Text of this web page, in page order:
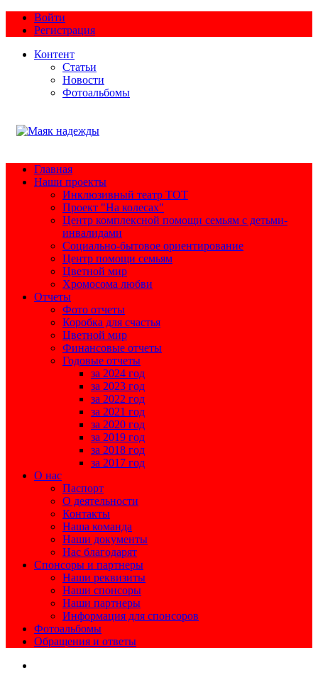
Войти
Регистрация
Контент
Статьи
Новости
Фотоальбомы
Главная
Наши проекты
Инклюзивный театр ТОТ
Проект "На колесах"
Центр комплексной помощи семьям с детьми-
инвалидами
Социально-бытовое ориентирование
Центр помощи семьям
Цветной мир
Хромосома любви
Отчеты
Фото отчеты
Коробка для счастья
Цветной мир
Финансовые отчеты
Годовые отчеты
за 2024 год
за 2023 год
за 2022 год
за 2021 год
за 2020 год
за 2019 год
за 2018 год
за 2017 год
О нас
Паспорт
О деятельности
Контакты
Наша команда
Наши документы
Нас благодарят
Спонсоры и партнеры
Наши реквизиты
Наши спонсоры
Наши партнеры
Информация для спонсоров
Фотоальбомы
Обращения и ответы